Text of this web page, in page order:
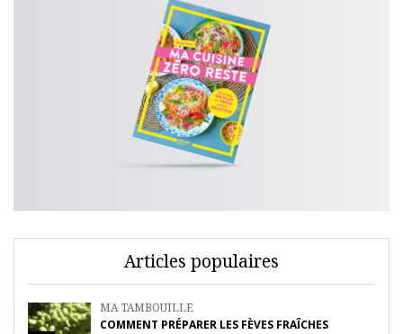
Articles populaires
MA TAMBOUILLE
COMMENT PRÉPARER LES FÈVES FRAÎCHES